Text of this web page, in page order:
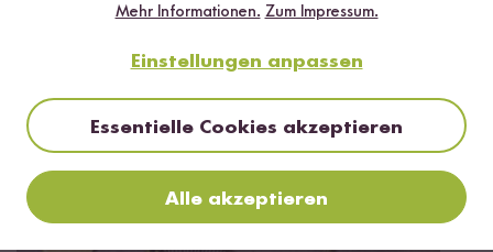
Red Christmas Curry
Mehr Informationen. Zum Impressum.
Einstellungen anpassen
Essentielle Cookies akzeptieren
Alle akzeptieren